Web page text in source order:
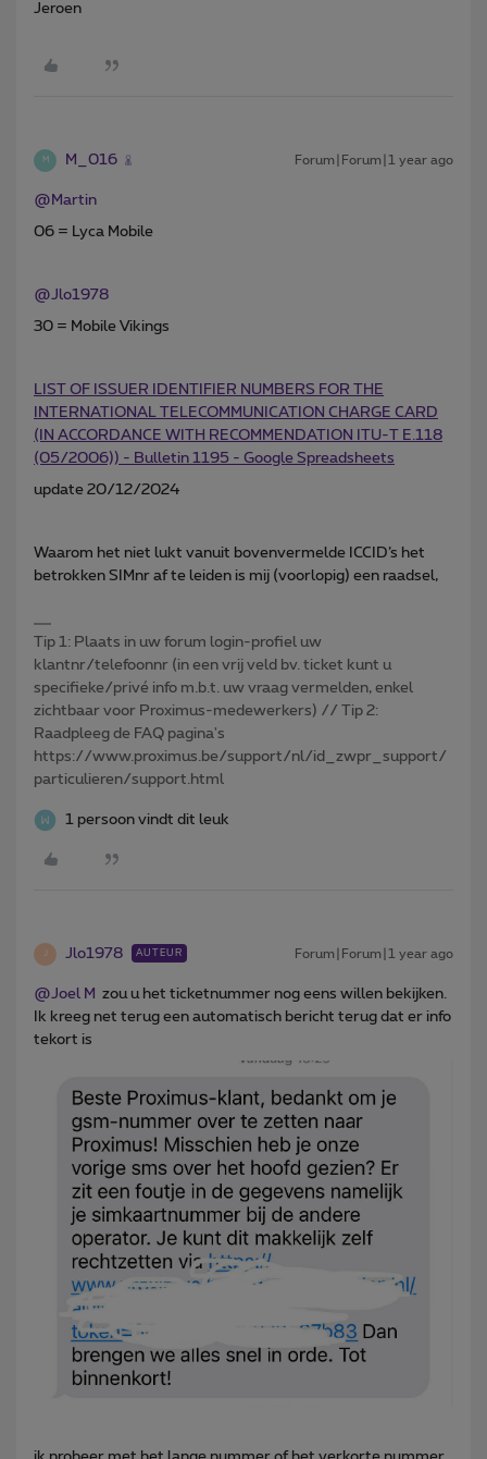
Jeroen
M M_016 Forum|Forum|1 year ago
@Martin
06 = Lyca Mobile
@Jlo1978
30 = Mobile Vikings
LIST OF ISSUER IDENTIFIER NUMBERS FOR THE
INTERNATIONAL TELECOMMUNICATION CHARGE CARD
(IN ACCORDANCE WITH RECOMMENDATION ITU-T E.118
(05/2006)) - Bulletin 1195 - Google Spreadsheets
update 20/12/2024
Waarom het niet lukt vanuit bovenvermelde ICCID’s het
betrokken SIMnr af te leiden is mij (voorlopig) een raadsel,
Tip 1: Plaats in uw forum login-profiel uw
klantnr/telefoonnr (in een vrij veld bv. ticket kunt u
specifieke/privé info m.b.t. uw vraag vermelden, enkel
zichtbaar voor Proximus-medewerkers) // Tip 2:
Raadpleeg de FAQ pagina's
https://www.proximus.be/support/nl/id_zwpr_support/
particulieren/support.html
1 persoon vindt dit leuk
J Jlo1978 AUTEUR Forum|Forum|1 year ago
@Joel M zou u het ticketnummer nog eens willen bekijken.
Ik kreeg net terug een automatisch bericht terug dat er info
tekort is